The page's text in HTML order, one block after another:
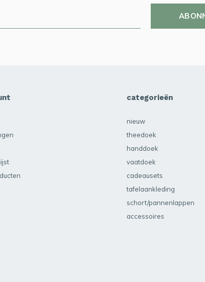
categorieën
nieuw
theedoek
handdoek
vaatdoek
cadeausets
tafelaankleding
schort/pannenlappen
accessoires